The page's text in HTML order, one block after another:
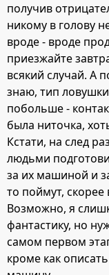
получив
никому в голову
вроде - вроде
приезжайте
всякий случай. А
знаю, тип
побольше -
была ниточка,
Кстати, на след
людьми
за их машиной и
то поймут, скорее
Возможно, я
фантастику, но
самом первом
кроме как